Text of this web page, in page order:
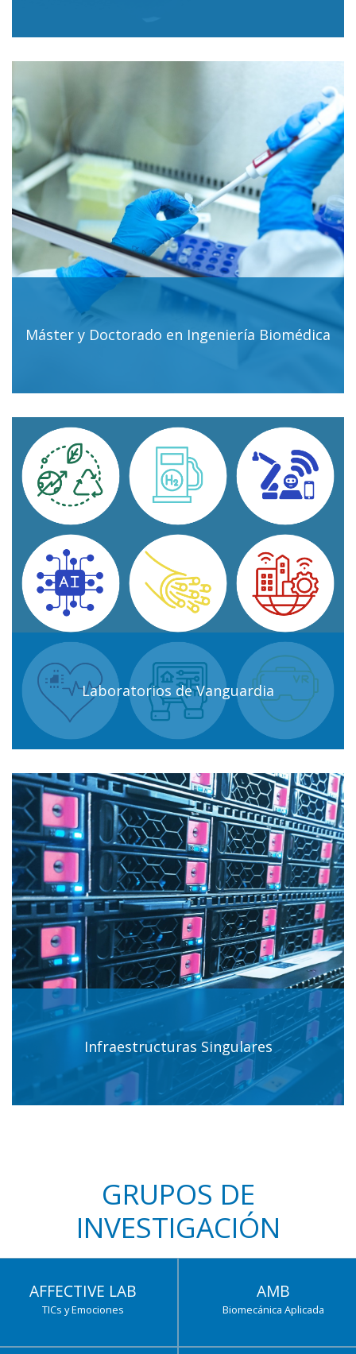
Máster y Doctorado en Ingeniería Biomédica
Laboratorios de Vanguardia
Infraestructuras Singulares
GRUPOS DE
INVESTIGACIÓN
AFFECTIVE LAB
TICs y Emociones
AMB
Biomecánica Aplicada